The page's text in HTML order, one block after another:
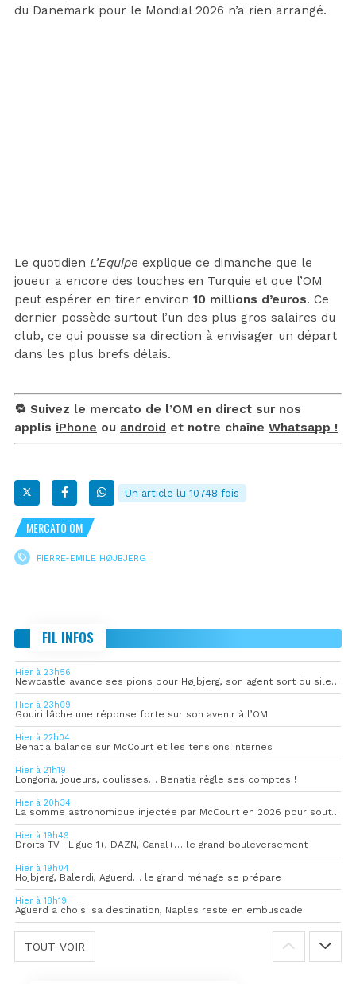
du Danemark pour le Mondial 2026 n’a rien arrangé.
Le quotidien L’Equipe explique ce dimanche que le
joueur a encore des touches en Turquie et que l’OM
peut espérer en tirer environ 10 millions d’euros. Ce
dernier possède surtout l’un des plus gros salaires du
club, ce qui pousse sa direction à envisager un départ
dans les plus brefs délais.
🔁 Suivez le mercato de l’OM en direct sur nos
applis iPhone ou android et notre chaîne Whatsapp !
Un article lu 10748 fois
MERCATO OM
PIERRE-EMILE HØJBJERG
FIL INFOS
Hier à 23h56
Newcastle avance ses pions pour Højbjerg, son agent sort du silence
Hier à 23h09
Gouiri lâche une réponse forte sur son avenir à l’OM
Hier à 22h04
Benatia balance sur McCourt et les tensions internes
Hier à 21h19
Longoria, joueurs, coulisses… Benatia règle ses comptes !
Hier à 20h34
La somme astronomique injectée par McCourt en 2026 pour soutenir l’OM
Hier à 19h49
Droits TV : Ligue 1+, DAZN, Canal+… le grand bouleversement
Hier à 19h04
Hojbjerg, Balerdi, Aguerd… le grand ménage se prépare
Hier à 18h19
Aguerd a choisi sa destination, Naples reste en embuscade
TOUT VOIR